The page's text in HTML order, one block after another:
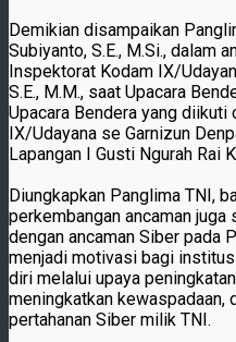
Demikian disampaikan
Subiyanto, S.E., M.Si., dalam
Inspektorat Kodam IX/
S.E., M.M., saat Upacara
Upacara Bendera yang
IX/Udayana se Garnizun
Lapangan I Gusti Ngurah Rai
Diungkapkan Panglima TNI,
perkembangan ancaman
dengan ancaman Siber pada
menjadi motivasi bagi
diri melalui upaya
meningkatkan
pertahanan Siber milik TNI.